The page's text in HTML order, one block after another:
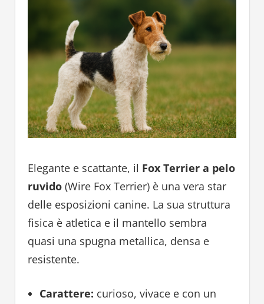
Elegante e scattante, il Fox Terrier a pelo
ruvido(Wire Fox Terrier) è una vera star
delle esposizioni canine. La sua struttura
fisica è atletica e il mantello sembra
quasi una spugna metallica, densa e
resistente.
Carattere: curioso, vivace e con un